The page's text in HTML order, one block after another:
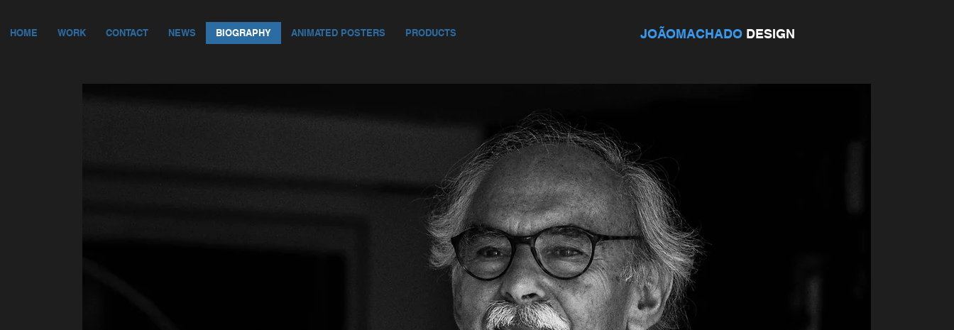
HOME WORK CONTACT NEWS BIOGRAPHY ANIMATED POSTERS PRODUCTS JOÃOMACHADO DESIGN